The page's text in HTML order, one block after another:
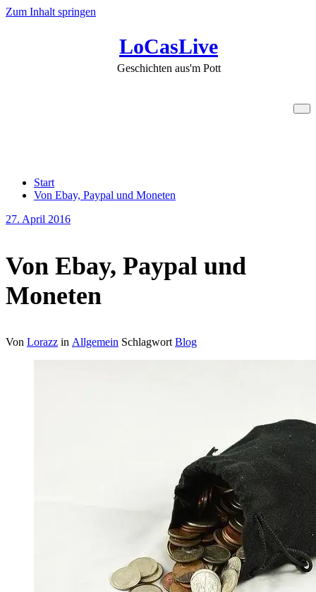
Zum Inhalt springen
LoCasLive
Geschichten aus'm Pott
Start
Von Ebay, Paypal und Moneten
27. April 2016
Von Ebay, Paypal und
Moneten
Von Lorazz in Allgemein Schlagwort Blog